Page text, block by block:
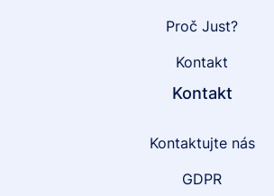
Proč Just?
Kontakt
Kontakt
Kontaktujte nás
GDPR